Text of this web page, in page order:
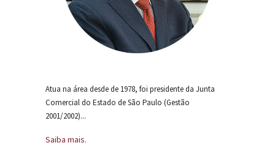
Atua na área desde de 1978, foi presidente da Junta
Comercial do Estado de São Paulo (Gestão
2001/2002)...
Saiba mais.